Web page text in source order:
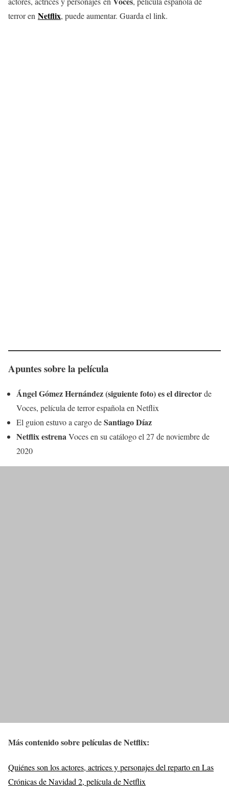
terror en Netflix, puede aumentar. Guarda el link.
Apuntes sobre la película
Ángel Gómez Hernández (siguiente foto) es el directorde
Voces, película de terror española en Netflix
El guion estuvo a cargo deSantiago Díaz
Netflix estrenaVoces en su catálogo el 27 de noviembre de
2020
Más contenido sobre películas de Netflix:
Quiénes son los actores, actrices y personajes del reparto en Las
Crónicas de Navidad 2, película de Netflix